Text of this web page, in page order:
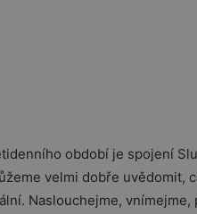
období je spojení
velmi dobře uvědomit,
Naslouchejme, vnímejme,